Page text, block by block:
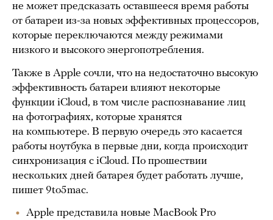
не может предсказать оставшееся время работы
от батареи из-за новых эффективных процессоров,
которые переключаются между режимами
низкого и высокого энергопотребления.
Также в Apple сочли, что на недостаточно высокую
эффективность батареи влияют некоторые
функции iCloud, в том числе распознавание лиц
на фотографиях, которые хранятся
на компьютере. В первую очередь это касается
работы ноутбука в первые дни, когда происходит
синхронизация с iCloud. По прошествии
нескольких дней батарея будет работать лучше,
пишет 9to5mac.
Apple представила новые MacBook Pro